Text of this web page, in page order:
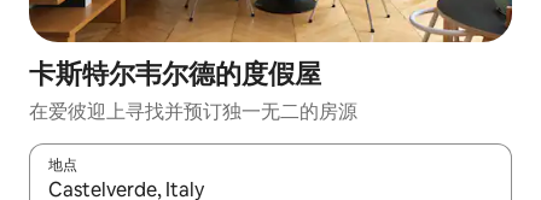
卡斯特尔韦尔德的度假屋
在爱彼迎上寻找并预订独一无二的房源
地点
如有搜索结果，请使用上下方向键查看，或通过点击或滑动手势